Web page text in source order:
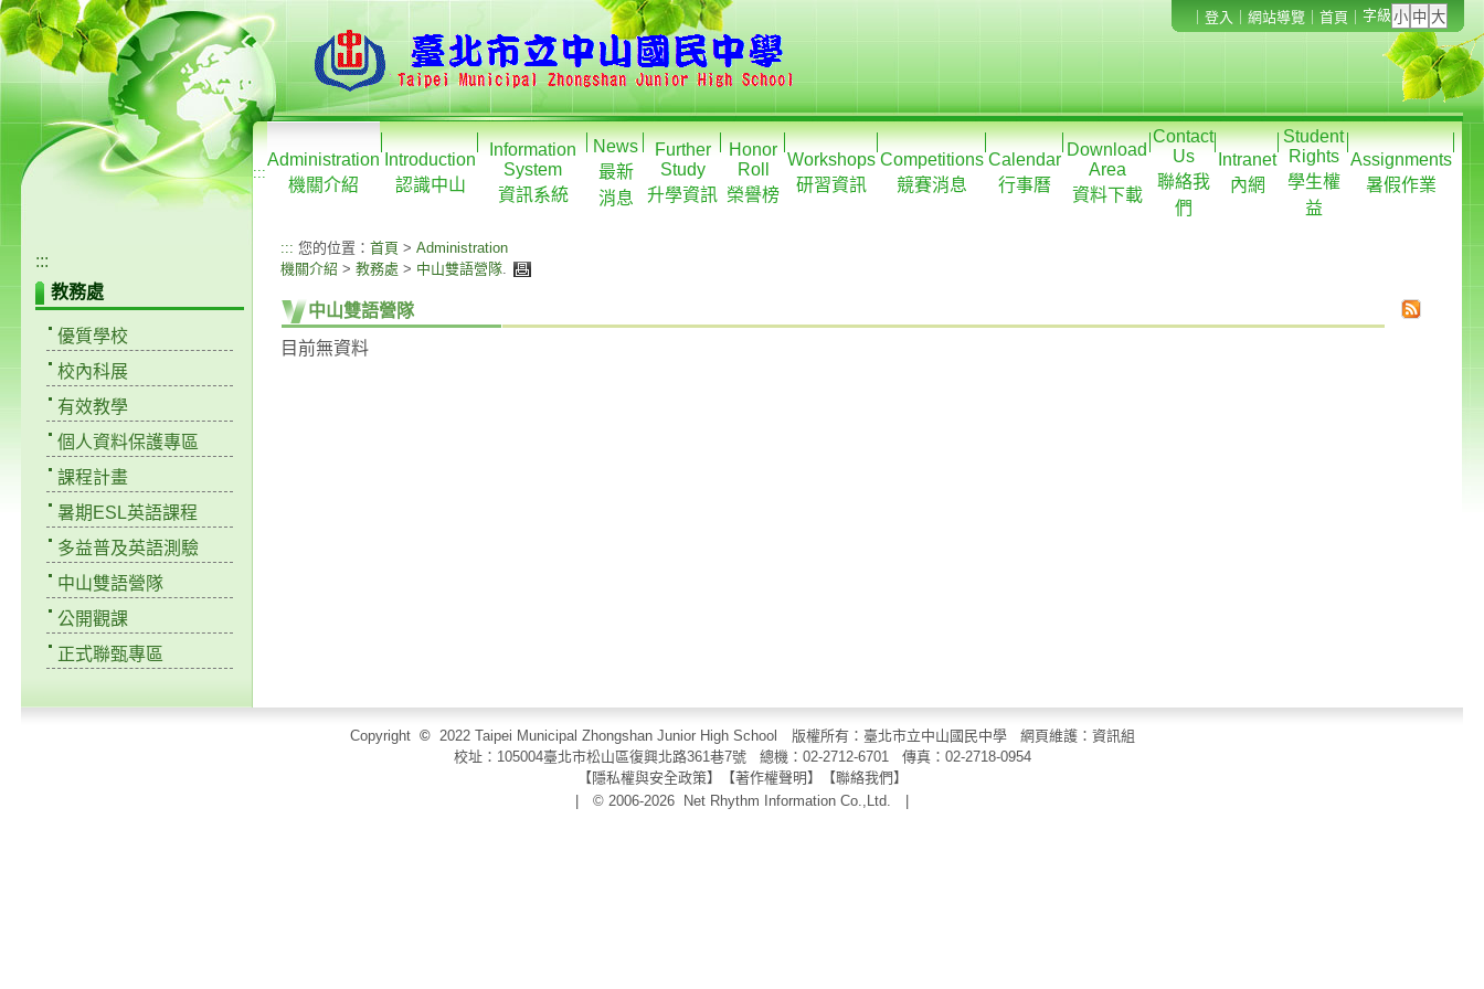
登入 網站導覽 首頁 字級
:::
Administration
機關介紹
Introduction
認識中山
Information
System
資訊系統
News
最新
消息
Further
Study
升學資訊
Honor
Roll
榮譽榜
Workshops
研習資訊
Competitions
競賽消息
Calendar
行事曆
Download
Area
資料下載
Contact
Us
聯絡我
們
Intranet
內網
Student
Rights
學生權
益
Assignments
暑假作業
:::
教務處
優質學校
校內科展
有效教學
個人資料保護專區
課程計畫
暑期ESL英語課程
多益普及英語測驗
中山雙語營隊
公開觀課
正式聯甄專區
::: 您的位置： 首頁 > Administration
機關介紹 > 教務處 > 中山雙語營隊.
中山雙語營隊
目前無資料
Copyright © 2022 Taipei Municipal Zhongshan Junior High School 版權所有：臺北市立中山國民中學 網頁維護：資訊組
校址：105004臺北市松山區復興北路361巷7號 總機：02-2712-6701 傳真： 02-2718-0954
【隱私權與安全政策】【著作權聲明 】 【聯絡我們 】
| © 2006-2026
Net Rhythm Information Co.,Ltd.